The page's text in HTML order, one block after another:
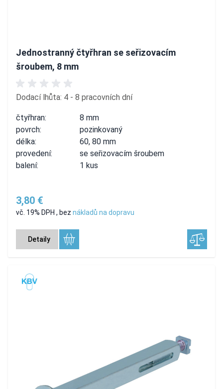
Jednostranný čtyřhran se seřizovacím
šroubem, 8 mm
Dodací lhůta: 4 - 8 pracovních dní
čtyřhran:
8 mm
povrch:
pozinkovaný
délka:
60, 80 mm
provedení:
se seřizovacím šroubem
balení:
1 kus
3,80 €
vč. 19% DPH , bez nákladů na dopravu
Detaily